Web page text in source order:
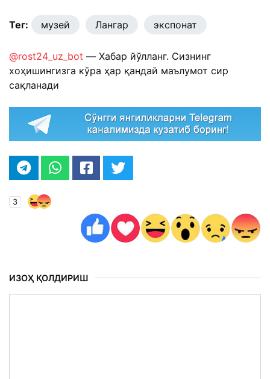
Тег: музей Лангар экспонат
@rost24_uz_bot — Хабар йўлланг. Сизнинг
хоҳишингизга кўра ҳар қандай маълумот сир
сақланади
3
ИЗОҲ ҚОЛДИРИШ